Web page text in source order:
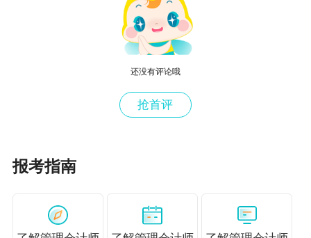
1. 敲门无砖，急需机会的人员
还没有评论哦
抢首评
报考指南